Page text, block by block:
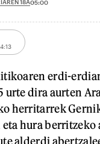
18A05:00
erdi-
urte dira aurten
herritarrek
hura berritzeko
alderdi